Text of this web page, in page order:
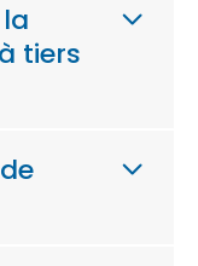
tiers